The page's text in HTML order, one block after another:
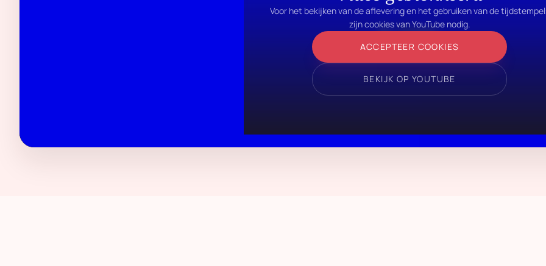
Voor het bekijken van de aflevering en het gebruiken van de
zijn cookies van YouTube nodig.
ACCEPTEER COOKIES
BEKIJK OP YOUTUBE